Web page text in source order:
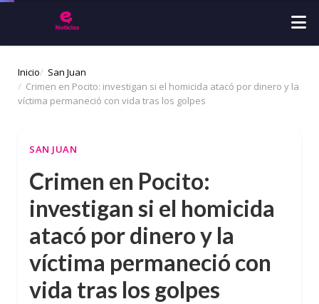
Inicio
San Juan
Crimen en Pocito: investigan si el homicida atacó por dinero y la
víctima permaneció con vida tras los golpes
SAN JUAN
Crimen en Pocito:
investigan si el homicida
atacó por dinero y la
víctima permaneció con
vida tras los golpes